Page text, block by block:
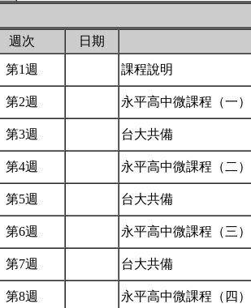
週次 日期
第1週 課程說明
第2週 永平高中微課程（一
第3週 台大共備
第4週 永平高中微課程（二
第5週 台大共備
第6週 永平高中微課程（三
第7週 台大共備
第8週 永平高中微課程（四